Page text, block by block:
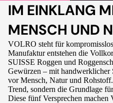
IM EINKLANG
MENSCH UND
VOLRO steht für
Manufaktur entstehen die
SUISSE Roggen und
Gewürzen – mit handwerklicher
vor Mensch, Natur und
Trend, sondern die Grundlage
Diese fünf Versprechen